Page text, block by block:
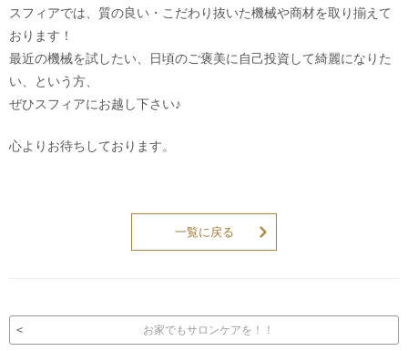
スフィアでは、質の良い・こだわり抜いた機械や商材を取り揃えて
おります！
最近の機械を試したい、日頃のご褒美に自己投資して綺麗になりた
い、という方、
ぜひスフィアにお越し下さい♪
心よりお待ちしております。
一覧に戻る
投稿ナビゲーション お家でもサロンケアを！！